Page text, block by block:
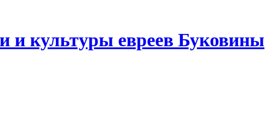
и культуры евреев Буковины